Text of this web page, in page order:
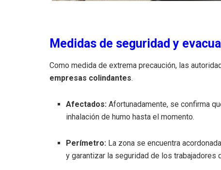
Medidas de seguridad y
Como medida de extrema precaución, las
empresas colindantes.
Afectados: Afortunadamente, se confirma
inhalación de humo hasta el momento.
Perímetro: La zona se encuentra
y garantizar la seguridad de los trabajadores